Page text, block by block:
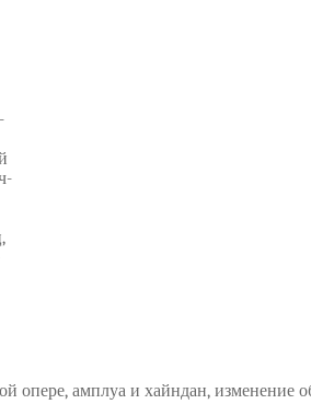
амплуа и хайндан, изменение